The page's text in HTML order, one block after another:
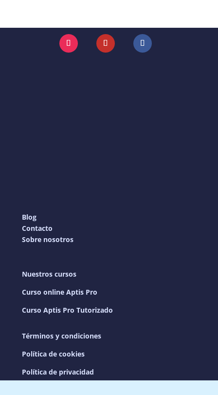
Instagram YouTube Facebook
Blog
Contacto
Sobre nosotros
Nuestros cursos
Curso online Aptis Pro
Curso Aptis Pro Tutorizado
Términos y condiciones
Política de cookies
Política de privacidad